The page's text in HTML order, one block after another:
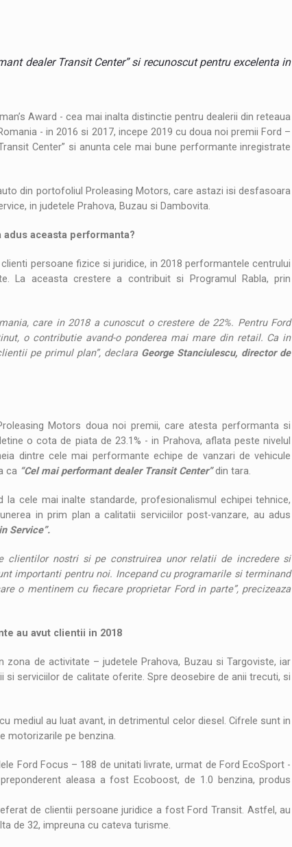
pentru comanda intr-o gama extinsa de variante atragatoare
dealer Transit Center” si recunoscut pentru excelenta in
Award - cea mai inalta distinctie pentru dealerii din reteaua
- in 2016 si 2017, incepe 2019 cu doua noi premii Ford –
Center” si anunta cele mai bune performante inregistrate
din portofoliul Proleasing Motors, care astazi isi desfasoara
in judetele Prahova, Buzau si Dambovita.
adus aceasta performanta?
persoane fizice si juridice, in 2018 performantele centrului
La aceasta crestere a contribuit si Programul Rabla, prin
care in 2018 a cunoscut o crestere de 22%. Pentru Ford
o contributie avand-o ponderea mai mare din retail. Ca in
pe primul plan”, declara George Stanciulescu, director de
Motors doua noi premii, care atesta performanta si
o cota de piata de 23.1% - in Prahova, aflata peste nivelul
dintre cele mai performante echipe de vanzari de vehicule
ca “Cel mai performant dealer Transit Center”din tara.
cele mai inalte standarde, profesionalismul echipei tehnice,
in prim plan a calitatii serviciilor post-vanzare, au adus
Service”.
clientilor nostri si pe construirea unor relatii de incredere si
importanti pentru noi. Incepand cu programarile si terminand
o mentinem cu fiecare proprietar Ford in parte”, precizeaza
au avut clientii in 2018
de activitate – judetele Prahova, Buzau si Targoviste, iar
serviciilor de calitate oferite. Spre deosebire de anii trecuti, si
mediul au luat avant, in detrimentul celor diesel. Cifrele sunt in
motorizarile pe benzina.
Ford Focus – 188 de unitati livrate, urmat de Ford EcoSport -
aleasa a fost Ecoboost, de 1.0 benzina, produs
de clientii persoane juridice a fost Ford Transit. Astfel, au
de 32, impreuna cu cateva turisme.